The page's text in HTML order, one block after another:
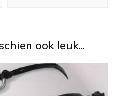
ook leuk...